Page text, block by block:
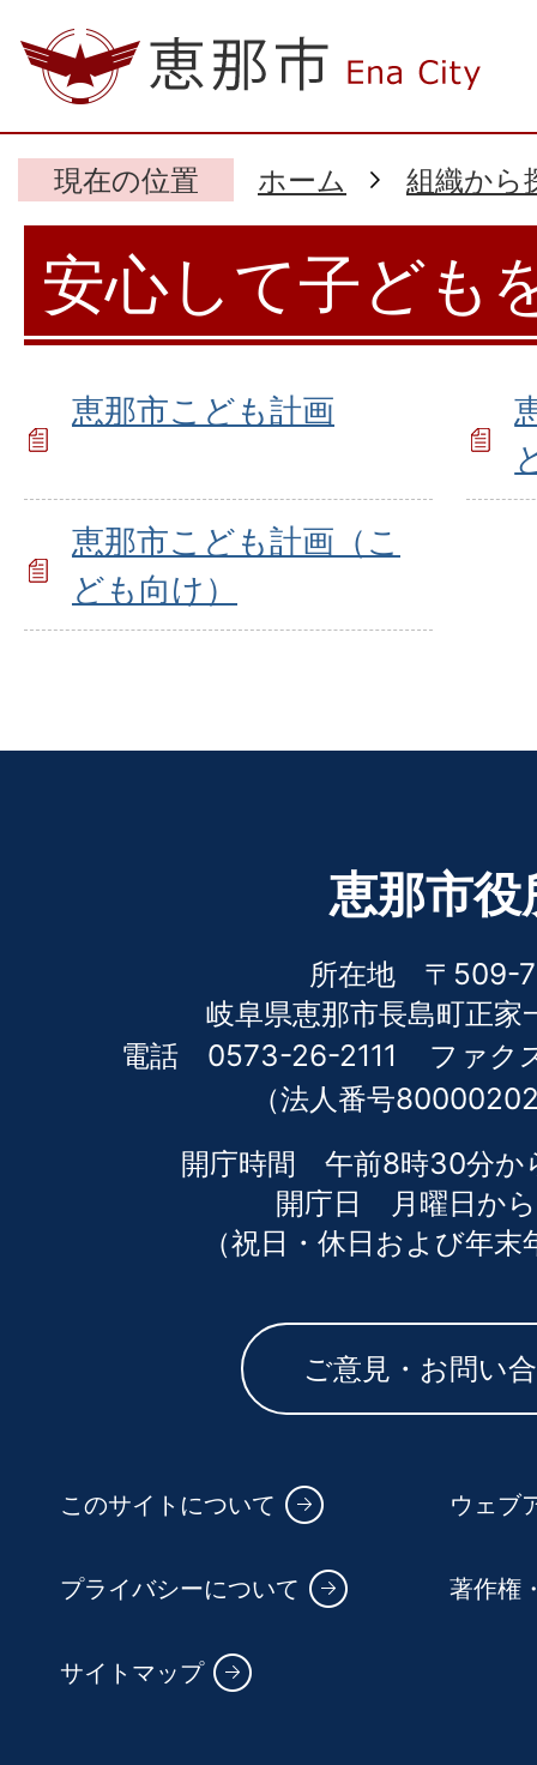
現在の位置 ホーム 組織から
安心して子ども
恵那市こども計画
恵那市こども計画（こ
ども向け）
恵那市役
所在地 〒509-
岐阜県恵那市長島町正家
電話 0573-26-2111
ファ
（法人番号
開庁時間 午前8時30分か
開庁日 月曜日か
（祝日・休日および年
ご意見・お問い
このサイトについて ウェブ
プライバシーについて 著作権
サイトマップ